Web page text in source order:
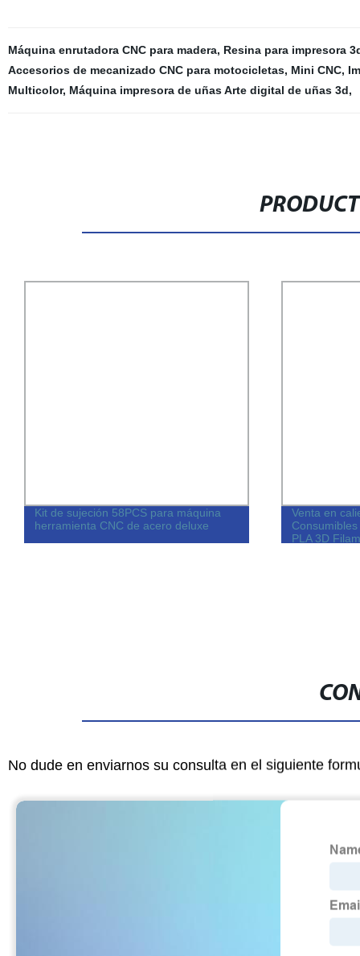
Máquina enrutadora CNC para madera, Resina para impresora
Accesorios de mecanizado CNC para motocicletas, Mini CNC,
Multicolor, Máquina impresora de uñas Arte digital de uñas 3d,
de sujeción 58PCS para máquina
CNC de acero deluxe
Venta en caliente
Consumibles de
PLA 3D Filamento
No dude en enviarnos su consulta en el siguiente